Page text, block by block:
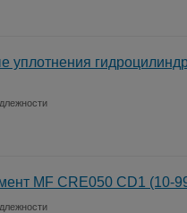
уплотнения
MF CRE050 CD1 (10-